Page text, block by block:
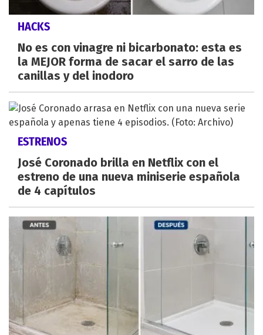
HACKS
No es con vinagre ni bicarbonato: esta es
la MEJOR forma de sacar el sarro de las
canillas y del inodoro
ESTRENOS
José Coronado brilla en Netflix con el
estreno de una nueva miniserie española
de 4 capítulos